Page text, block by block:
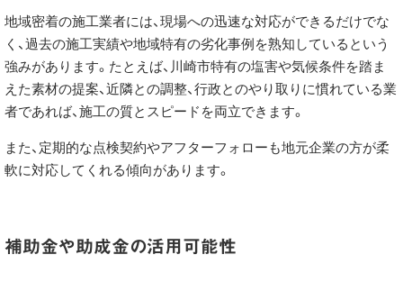
地域密着の施工業者には、現場への迅速な対応ができるだけでな
く、過去の施工実績や地域特有の劣化事例を熟知しているという
強みがあります。たとえば、川崎市特有の塩害や気候条件を踏ま
えた素材の提案、近隣との調整、行政とのやり取りに慣れている業
者であれば、施工の質とスピードを両立できます。
また、定期的な点検契約やアフターフォローも地元企業の方が柔
軟に対応してくれる傾向があります。
補助金や助成金の活用可能性